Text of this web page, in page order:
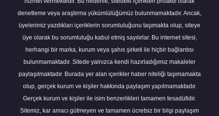
denetleme veya araştırma yükümlülüğümüz bulunmamaktadır. Ancak,
üyelerimiz yazdıkları içeriklerin sorumluluğunu taşımakta olup, siteye
üye olarak bu sorumluluğu kabul etmiş sayılırlar. Bu internet sitesi,
herhangi bir marka, kurum veya şahıs şirketi ile hiçbir bağlantısı
bulunmamaktadır. Sitede yalnızca kendi hazırladığımız makaleler
paylaşılmaktadır. Burada yer alan içerikler haber niteliği taşımamakta
olup, gerçek kurum ve kişiler hakkında paylaşım yapılmamaktadır.
Gerçek kurum ve kişiler ile isim benzerlikleri tamamen tesadüfidir.
Sitemiz, kar amacı gütmeyen ve tamamen ücretsiz bir bilgi paylaşım